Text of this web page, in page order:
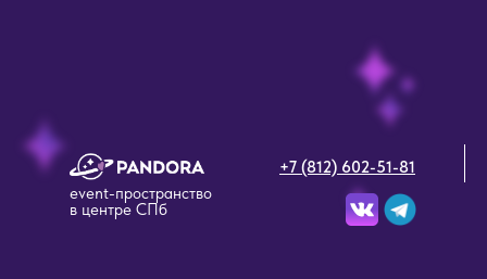
+7 (812) 602-51-81
event-пространство
в центре СПб